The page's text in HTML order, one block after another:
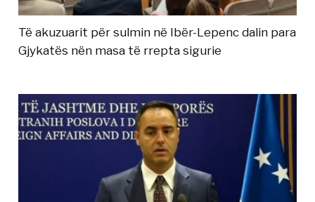
Të akuzuarit për sulmin në Ibër-Lepenc dalin para
Gjykatës nën masa të rrepta sigurie